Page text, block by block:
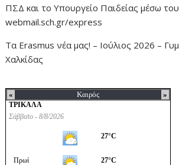
ΠΣΔ και το Υπουργείο Παιδείας μέσω του
webmail.sch.gr/express
Τα Erasmus νέα μας! – Ιούλιος 2026 –
Χαλκίδας